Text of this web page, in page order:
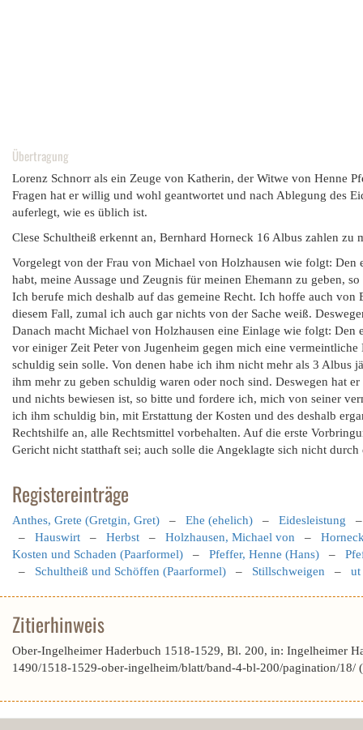
Übertragung
Lorenz Schnorr als ein Zeuge von Katherin, der Witwe von Henne
Fragen hat er willig und wohl geantwortet und nach Ablegung des
auferlegt, wie es üblich ist.
Clese Schultheiß erkennt an, Bernhard Horneck 16 Albus zahlen zu
Vorgelegt von der Frau von Michael von Holzhausen wie folgt: Den
habt, meine Aussage und Zeugnis für meinen Ehemann zu geben,
Ich berufe mich deshalb auf das gemeine Recht. Ich hoffe auch
diesem Fall, zumal ich auch gar nichts von der Sache weiß.
Danach macht Michael von Holzhausen eine Einlage wie folgt:
vor einiger Zeit Peter von Jugenheim gegen mich eine
schuldig sein solle. Von denen habe ich ihm nicht mehr als 3 Albus
ihm mehr zu geben schuldig waren oder noch sind. Deswegen hat
und nichts bewiesen ist, so bitte und fordere ich, mich von seiner
ich ihm schuldig bin, mit Erstattung der Kosten und des deshalb
Rechtshilfe an, alle Rechtsmittel vorbehalten. Auf die erste
Gericht nicht statthaft sei; auch solle die Angeklagte sich nicht durch
Registereinträge
Anthes, Grete (Gretgin, Gret) – Ehe (ehelich) – Eidesleistung
– Hauswirt – Herbst – Holzhausen, Michael von –
Kosten und Schaden (Paarformel) – Pfeffer, Henne (Hans) –
– Schultheiß und Schöffen (Paarformel) – Stillschweigen – ut
Zitierhinweis
Ober-Ingelheimer Haderbuch 1518-1529, Bl. 200, in: Ingelheimer
1490/1518-1529-ober-ingelheim/blatt/band-4-bl-200/pagination/18/